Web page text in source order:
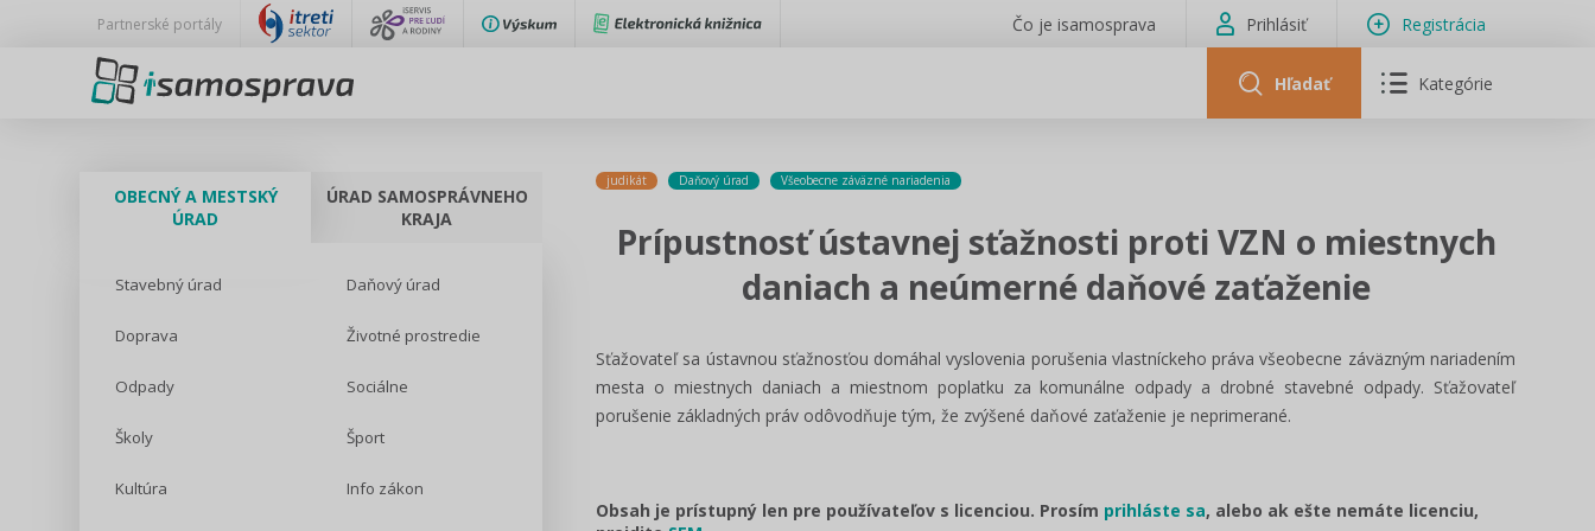
Partnerské portály Čo je isamosprava Prihlásiť Registrácia
Hľadať Kategórie
OBECNÝ A MESTSKÝ
ÚRAD
ÚRAD SAMOSPRÁVNEHO
KRAJA
Stavebný úrad Daňový úrad
Doprava Životné prostredie
Odpady Sociálne
Školy Šport
Kultúra Info zákon
judikát Daňový úrad Všeobecne záväzné nariadenia
Prípustnosť ústavnej sťažnosti proti VZN o miestnych
daniach a neúmerné daňové zaťaženie
Sťažovateľ sa ústavnou sťažnosťou domáhal vyslovenia porušenia vlastníckeho práva všeobecne záväzným nariadením
mesta o miestnych daniach a miestnom poplatku za komunálne odpady a drobné stavebné odpady. Sťažovateľ
porušenie základných práv odôvodňuje tým, že zvýšené daňové zaťaženie je neprimerané.
Obsah je prístupný len pre používateľov s licenciou. Prosím prihláste sa, alebo ak ešte nemáte licenciu,